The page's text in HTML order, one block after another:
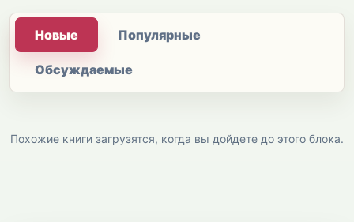
Новые Популярные
Обсуждаемые
Похожие книги загрузятся, когда вы дойдете до этого блока.